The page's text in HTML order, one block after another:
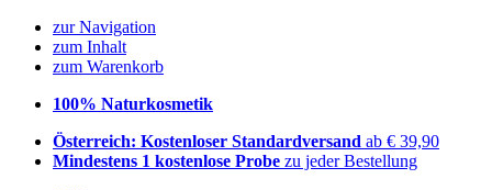
zur Navigation
zum Inhalt
zum Warenkorb
100% Naturkosmetik
Österreich: Kostenloser Standardversand ab € 39,90
Mindestens 1 kostenlose Probe zu jeder Bestellung